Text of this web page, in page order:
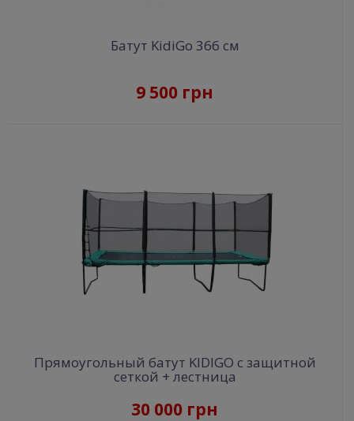
Батут KidiGo 366 см
9 500 грн
Прямоугольный батут KIDIGO с защитной
сеткой + лестница
30 000 грн